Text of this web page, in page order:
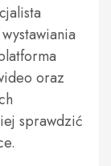
oraz
sprawdzić